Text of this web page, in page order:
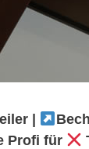
|
Profi für